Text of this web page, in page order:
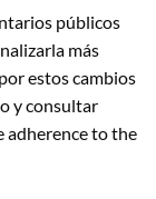
públicos
más
estos cambios
y consultar
adherence to the